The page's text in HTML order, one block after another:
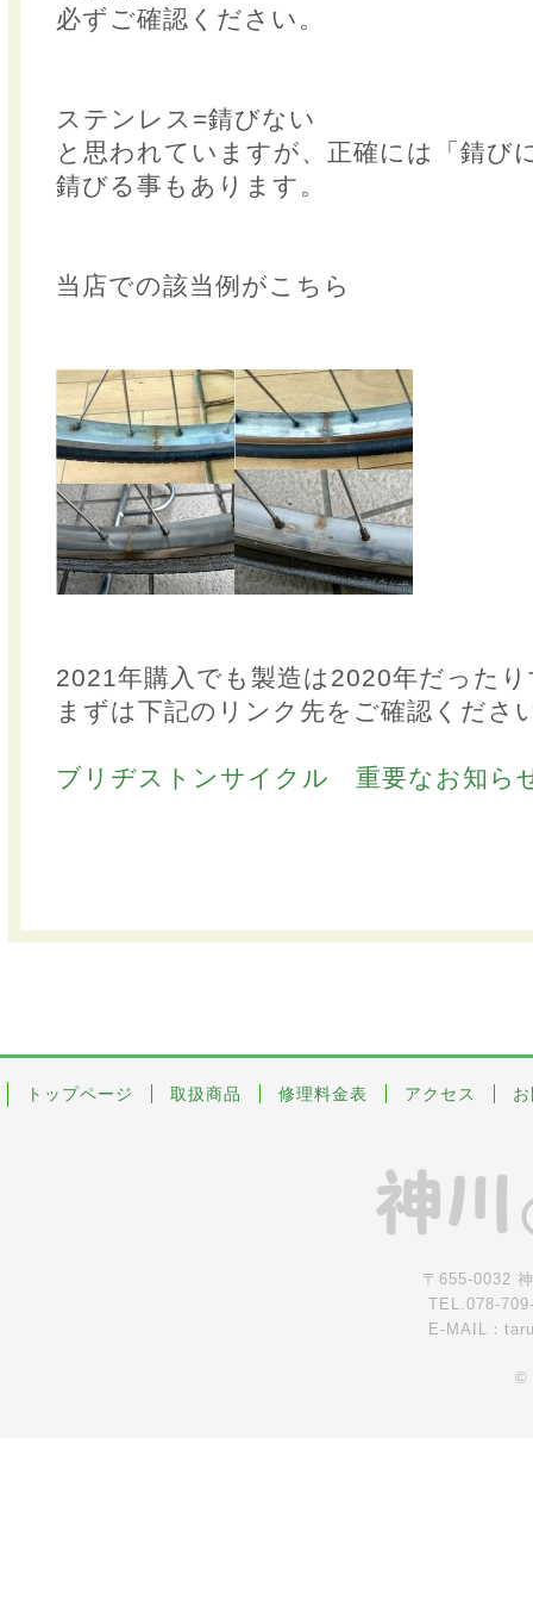
必ずご確認ください。
ステンレス=錆びない
と思われていますが、正確には「錆び
錆びる事もあります。
当店での該当例がこちら
2021年購入でも製造は2020年だった
まずは下記のリンク先をご確認くださ
ブリヂストンサイクル 重要なお知ら
トップページ 取扱商品 修理料金表 アクセス
〒655-0032
TEL.078-
E-MAIL：
©